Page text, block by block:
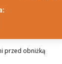
przed obniżką